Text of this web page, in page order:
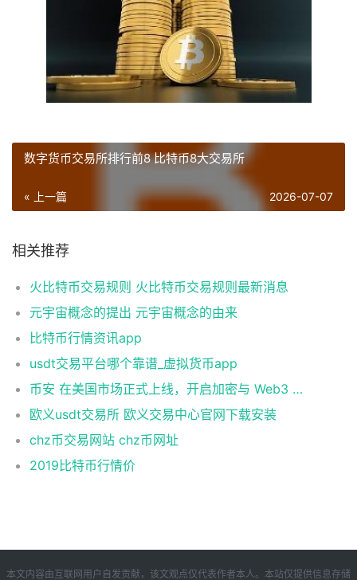
数字货币交易所排行前8 比特币8大交易所
« 上一篇 2026-07-07
相关推荐
火比特币交易规则 火比特币交易规则最新消息
元宇宙概念的提出 元宇宙概念的由来
比特币行情资讯app
usdt交易平台哪个靠谱_虚拟货币app
币安 在美国市场正式上线，开启加密与 Web3 创新的全新时代！
欧义usdt交易所 欧义交易中心官网下载安装
chz币交易网站 chz币网址
2019比特币行情价
本文内容由互联网用户自发贡献，该文观点仅代表作者本人。本站仅提供信息存储